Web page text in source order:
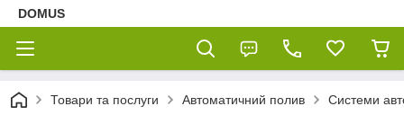
DOMUS
Товари та послуги Автоматичний полив Системи